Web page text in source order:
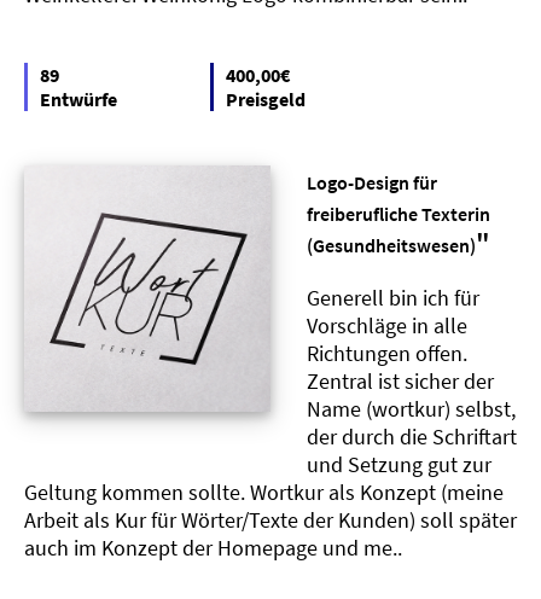
89
Entwürfe
400,00€
Preisgeld
Logo-Design für
freiberufliche Texterin
(Gesundheitswesen)"
Generell bin ich für
Vorschläge in alle
Richtungen offen.
Zentral ist sicher der
Name (wortkur) selbst,
der durch die Schriftart
und Setzung gut zur
Geltung kommen sollte. Wortkur als Konzept (meine
Arbeit als Kur für Wörter/Texte der Kunden) soll später
auch im Konzept der Homepage und me..